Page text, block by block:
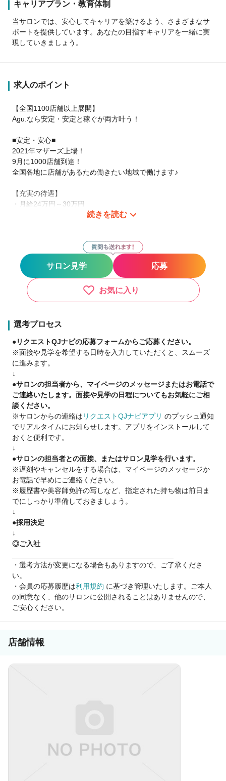
キャリアプラン・教育体制
当サロンでは、安心してキャリアを築けるよう、さまざまなサ
ポートを提供しています。あなたの目指すキャリアを一緒に実
現していきましょう。
求人のポイント
【全国1100店舗以上展開】
Agu.なら安定・安定と稼ぐが両方叶う！
■安定・安心■
2021年マザーズ上場！
9月に1000店舗到達！
全国各地に店舗があるため働きたい地域で働けます♪
【充実の待遇】
・月給24万円～30万円
■稼ぐ■
年間来店人数540万人の集客力！
入社してから集客に困ることは一切ございません！
指名0の方でも安心して稼ぐことが可能です！
■Agu.で働くポイント■
正社員から業務委託になったスタッフも多数！
②【指名0でも安心】スタッフ集客満足度94.4％
③【多様な働き方】4700名以上が在籍
ママさん美容師も多数在籍
④FCオーナー多数輩出
将来独立したい方も歓迎♪現在FCオーナー37名以上！
⑤ブランク・復帰したい方歓迎
もう一度美容師を続けられる環境があります♪
■様々なブランド展開■
Agu.hairの他にも話題のサロンがたくさん♪
☆有名美容師プロデュースサロン☆
・みやちのりよし氏 CS made by SHACHU
・中村トメ吉氏 Men’s hair salon FIRST
コラボブランドサロンで働けるチャンス！
☆トレンドサロン☆
・benji ベンジー
・NYLON. ナイロン
流行スタイル発信サロンで集客好調♪
・FADE&LINE フェードアンドライン
続きを読む
サロン見学 応募
お気に入り
選考プロセス
●リクエストQJナビの応募フォームからご応募ください。
※面接や見学を希望する日時を入力していただくと、スムーズ
に進みます。
↓
●サロンの担当者から、マイページのメッセージまたはお電話で
ご連絡いたします。面接や見学の日程についてもお気軽にご相
談ください。
※サロンからの連絡は リクエストQJナビアプリ のプッシュ通知
でリアルタイムにお知らせします。アプリをインストールして
おくと便利です。
↓
●サロンの担当者との面接、またはサロン見学を行います。
※遅刻やキャンセルをする場合は、マイページのメッセージか
お電話で早めにご連絡ください。
※履歴書や美容師免許の写しなど、指定された持ち物は前日ま
でにしっかり準備しておきましょう。
↓
●採用決定
↓
◎ご入社
・選考方法が変更になる場合もありますので、ご了承くださ
い。
・会員の応募履歴は利用規約 に基づき管理いたします。ご本人
の同意なく、他のサロンに公開されることはありませんので、
ご安心ください。
店舗情報